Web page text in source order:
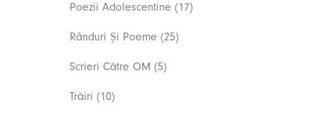
Poezii Adolescentine (17)
Rânduri Și Poeme (25)
Scrieri Către OM (5)
Trăiri (10)